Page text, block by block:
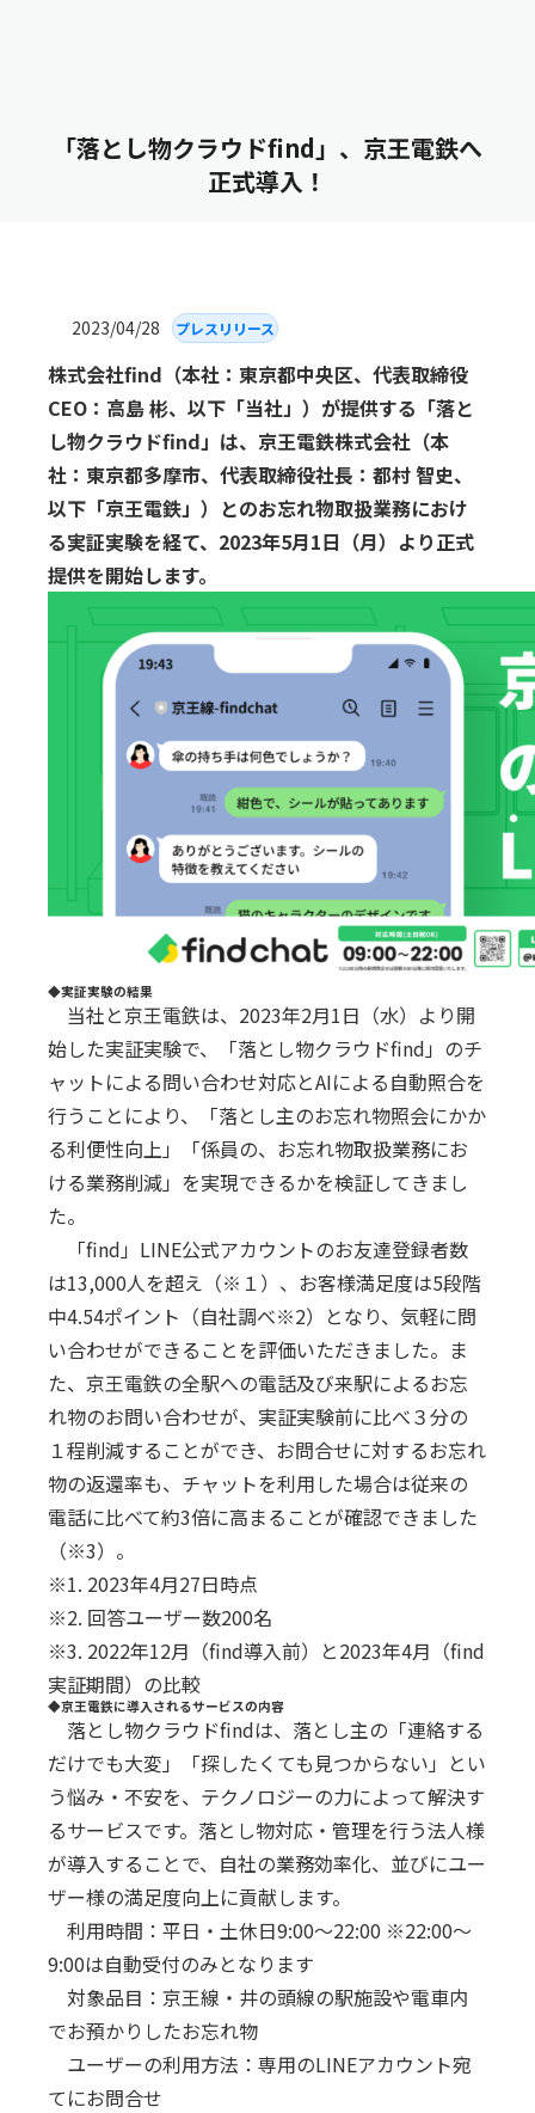
「落とし物クラウドfind」、京王電鉄へ
正式導入！
2023/04/28 プレスリリース
株式会社find（本社：東京都中央区、代表取締役
CEO：高島 彬、以下「当社」）が提供する「落と
し物クラウドfind」は、京王電鉄株式会社（本
社：東京都多摩市、代表取締役社長：都村 智史、
以下「京王電鉄」）とのお忘れ物取扱業務におけ
る実証実験を経て、2023年5月1日（月）より正式
提供を開始します。
◆実証実験の結果
当社と京王電鉄は、2023年2月1日（水）より開
始した実証実験で、「落とし物クラウドfind」のチ
ャットによる問い合わせ対応とAIによる自動照合を
行うことにより、「落とし主のお忘れ物照会にかか
る利便性向上」「係員の、お忘れ物取扱業務にお
ける業務削減」を実現できるかを検証してきまし
た。
「find」LINE公式アカウントのお友達登録者数
は13,000人を超え（※１）、お客様満足度は5段階
中4.54ポイント（自社調べ※2）となり、気軽に問
い合わせができることを評価いただきました。ま
た、京王電鉄の全駅への電話及び来駅によるお忘
れ物のお問い合わせが、実証実験前に比べ３分の
１程削減することができ、お問合せに対するお忘れ
物の返還率も、チャットを利用した場合は従来の
電話に比べて約3倍に高まることが確認できました
（※3）。
※1. 2023年4月27日時点
※2. 回答ユーザー数200名
※3. 2022年12月（find導入前）と2023年4月（find
実証期間）の比較
◆京王電鉄に導入されるサービスの内容
落とし物クラウドfindは、落とし主の「連絡する
だけでも大変」「探したくても見つからない」とい
う悩み・不安を、テクノロジーの力によって解決す
るサービスです。落とし物対応・管理を行う法人様
が導入することで、自社の業務効率化、並びにユー
ザー様の満足度向上に貢献します。
利用時間：平日・土休日9:00～22:00 ※22:00～
9:00は自動受付のみとなります
対象品目：京王線・井の頭線の駅施設や電車内
でお預かりしたお忘れ物
ユーザーの利用方法：専用のLINEアカウント宛
てにお問合せ